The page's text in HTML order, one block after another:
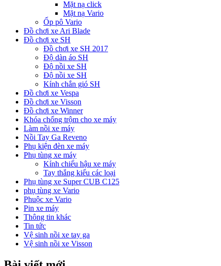
Mặt nạ click
Mặt nạ Vario
Ốp pô Vario
Đồ chơi xe Ari Blade
Đồ chơi xe SH
Đồ chơi xe SH 2017
Độ dàn áo SH
Độ nồi xe SH
Độ nồi xe SH
Kính chắn gió SH
Đồ chơi xe Vespa
Đồ chơi xe Visson
Đồ chơi xe Winner
Khóa chống trộm cho xe máy
Làm nồi xe máy
Nồi Tay Ga Reveno
Phụ kiện đèn xe máy
Phụ tùng xe máy
Kính chiếu hậu xe máy
Tay thắng kiểu các loại
Phụ tùng xe Super CUB C125
phụ tùng xe Vario
Phuộc xe Vario
Pin xe máy
Thông tin khác
Tin tức
Vệ sinh nồi xe tay ga
Vệ sinh nồi xe Visson